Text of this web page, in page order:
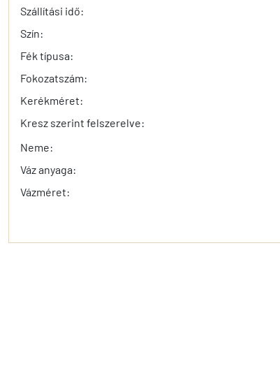
Szállítási idő:
Szín:
Fék típusa:
Fokozatszám:
Kerékméret:
Kresz szerint felszerelve:
Neme:
Váz anyaga:
Vázméret: